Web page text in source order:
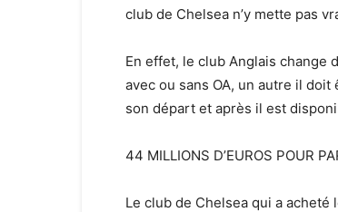
club de Chelsea n’y mette pas
En effet, le club Anglais change
avec ou sans OA, un autre il
son départ et après il est
44 MILLIONS D’EUROS POUR
Le club de Chelsea qui a acheté